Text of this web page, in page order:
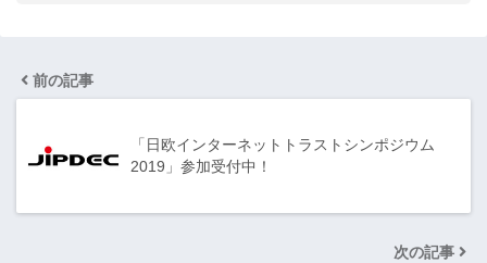
前の記事
「日欧インターネットトラストシンポジウム
2019」参加受付中！
次の記事